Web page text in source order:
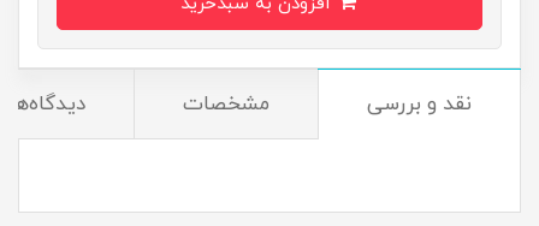
نقد و بررسی مشخصات دیدگاه‌ها